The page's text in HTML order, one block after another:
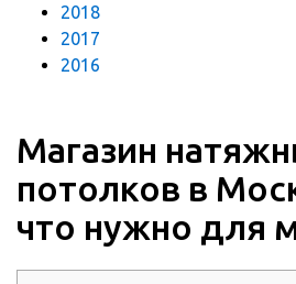
2018
2017
2016
Магазин
потолков в
что нужно для